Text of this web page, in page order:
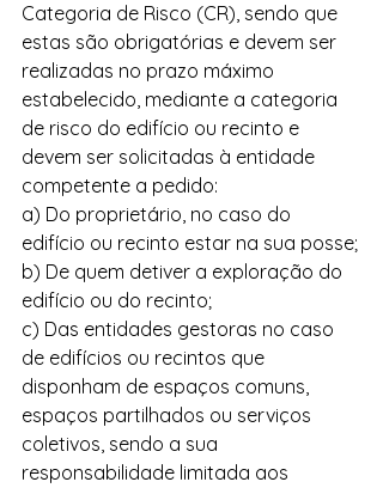
Categoria de Risco (CR), sendo que
estas são obrigatórias e devem ser
realizadas no prazo máximo
estabelecido, mediante a categoria
de risco do edifício ou recinto e
devem ser solicitadas à entidade
competente a pedido:
a) Do proprietário, no caso do
edifício ou recinto estar na sua posse;
b) De quem detiver a exploração do
edifício ou do recinto;
c) Das entidades gestoras no caso
de edifícios ou recintos que
disponham de espaços comuns,
espaços partilhados ou serviços
coletivos, sendo a sua
responsabilidade limitada aos